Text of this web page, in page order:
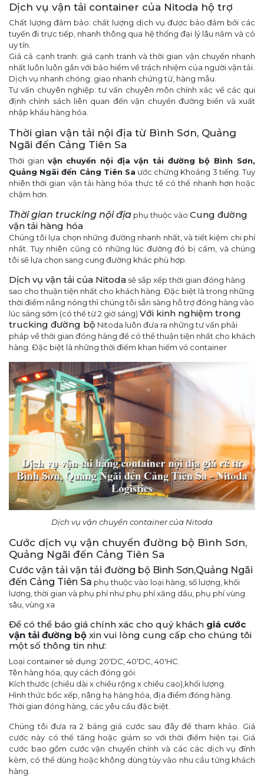
Dịch vụ vận tải container của Nitoda hộ trợ
Chất lượng đảm bảo: chất lượng dịch vụ được bảo đảm bởi các
tuyến đi trực tiếp, nhanh thông qua hệ thống đại lý lâu năm và có
uy tín.
Giá cả cạnh tranh: giá cạnh tranh và thời gian vận chuyển nhanh
nhất luôn luôn gắn với bảo hiểm về trách nhiệm của người vận tải.
Dịch vụ nhanh chóng: giao nhanh chứng từ, hàng mẫu.
Tư vấn chuyên nghiệp: tư vấn chuyên môn chính xác về các qui
định chính sách liên quan đến vận chuyển đường biển và xuất
nhập khẩu hàng hóa.
Thời gian vận tải nội địa từ Bình Sơn, Quảng
Ngãi đến Cảng Tiên Sa
Thời gian vận chuyển nội địa vận tải đường bộ Bình Sơn,
Quảng Ngãi đến Cảng Tiên Sa ước chừng Khoảng 3 tiếng. Tuy
nhiên thời gian vận tải hàng hóa thực tế có thể nhanh hơn hoặc
chậm hơn.
Thời gian trucking nội địa phụ thuộc vào Cung đường
vận tải hàng hóa
Chúng tôi lựa chọn những đường nhanh nhất, và tiết kiệm chi phí
nhất. Tuy nhiên cũng có những lúc đường đó bị cấm, và chúng
tôi sẽ lựa chọn sang cung đường khác phù hợp.
Dịch vụ vận tải của Nitoda sẽ sắp xếp thời gian đóng hàng
sao cho thuận tiện nhất cho khách hàng. Đặc biệt là trong những
thời điểm nắng nóng thì chúng tôi sẵn sàng hỗ trợ đóng hàng vào
lúc sáng sớm (có thể từ 2 giờ sáng) Với kinh nghiệm trong
trucking đường bộ Nitoda luôn đưa ra những tư vấn phải
pháp về thời gian đóng hàng để có thể thuận tiện nhất cho khách
hàng. Đặc biệt là những thời điểm khan hiếm vỏ container
Dịch vụ vận chuyển container của Nitoda
Cước dịch vụ vận chuyển đường bộ Bình Sơn,
Quảng Ngãi đến Cảng Tiên Sa
Cước vận tải vận tải đường bộ Bình Sơn,Quảng Ngãi
đến Cảng Tiên Sa phụ thuộc vào loại hàng, số lượng, khối
lượng, thời gian và phụ phí như phụ phí xăng dầu, phụ phí vùng
sâu, vùng xa
Để có thể báo giá chính xác cho quý khách giá cước
vận tải đường bộ xin vui lòng cung cấp cho chúng tôi
một số thông tin như:
Loại container sẻ dụng: 20'DC, 40'DC, 40'HC.
Tên hàng hóa, quy cách đóng gói.
Kích thước (chiều dài x chiều rộng x chiều cao),khối lượng.
Hình thức bốc xếp, nâng hạ hàng hóa, địa điểm đóng hàng.
Thời gian đóng hàng, các yêu cầu đặc biệt.
Chúng tôi đưa ra 2 bảng giá cước sau đây để tham khảo. Giá
cước này có thể tăng hoặc giảm so với thời điểm hiện tại. Giá
cước bao gồm cước vận chuyển chính và các các dịch vụ đính
kèm, có thể dùng hoặc không dùng tùy vào nhu cầu từng khách
hàng.